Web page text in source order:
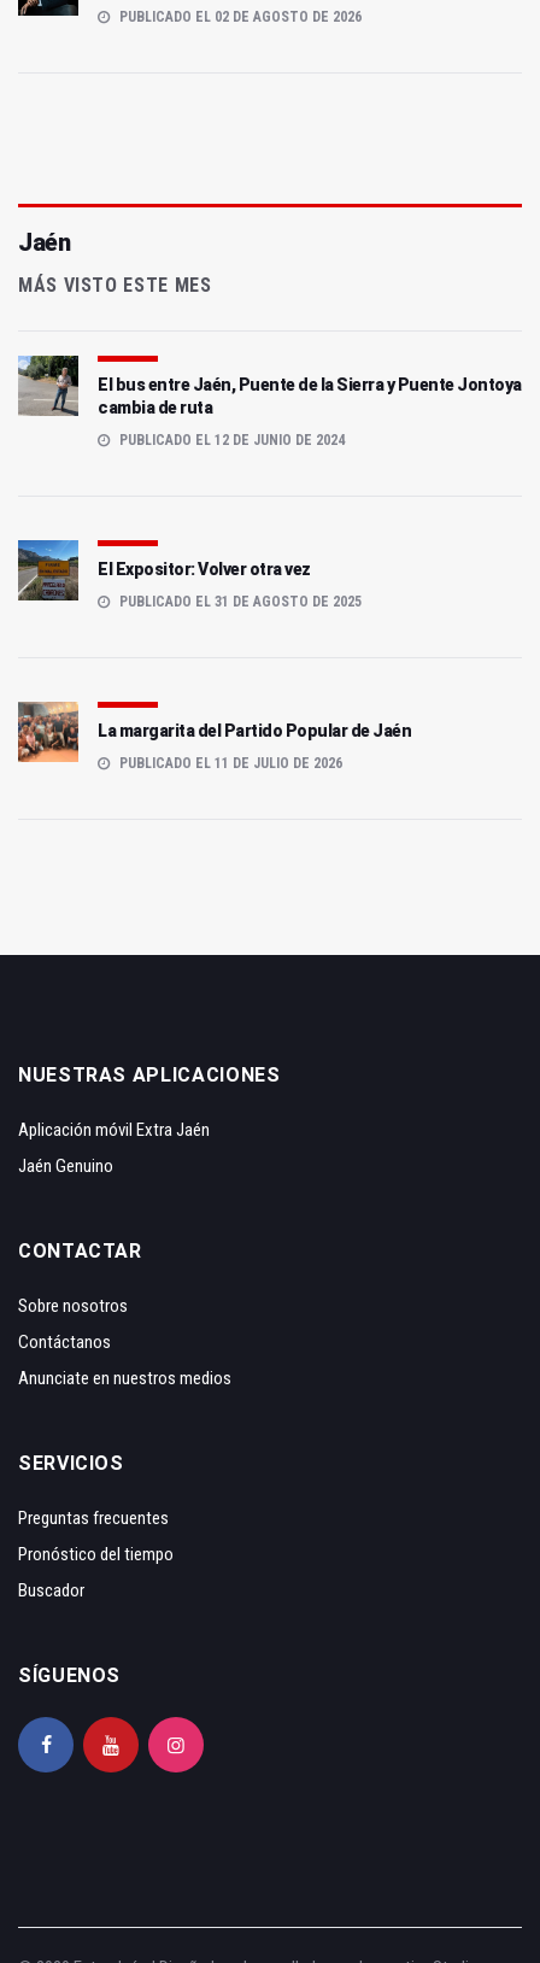
PUBLICADO EL 02 DE AGOSTO DE 2026
Jaén
MÁS VISTO ESTE MES
El bus entre Jaén, Puente de la Sierra y Puente Jontoya
cambia de ruta
PUBLICADO EL 12 DE JUNIO DE 2024
El Expositor: Volver otra vez
PUBLICADO EL 31 DE AGOSTO DE 2025
La margarita del Partido Popular de Jaén
PUBLICADO EL 11 DE JULIO DE 2026
NUESTRAS APLICACIONES
Aplicación móvil Extra Jaén
Jaén Genuino
CONTACTAR
Sobre nosotros
Contáctanos
Anunciate en nuestros medios
SERVICIOS
Preguntas frecuentes
Pronóstico del tiempo
Buscador
SÍGUENOS